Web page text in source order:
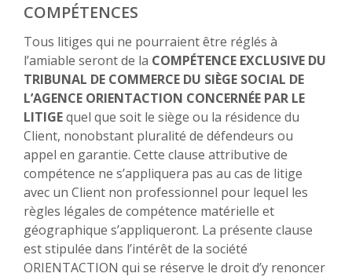
COMPÉTENCES
Tous litiges qui ne pourraient être réglés à
l’amiable seront de la COMPÉTENCE EXCLUSIVE DU
TRIBUNAL DE COMMERCE DU SIÈGE SOCIAL DE
L’AGENCE ORIENTACTION CONCERNÉE PAR LE
LITIGEquel que soit le siège ou la résidence du
Client, nonobstant pluralité de défendeurs ou
appel en garantie. Cette clause attributive de
compétence ne s’appliquera pas au cas de litige
avec un Client non professionnel pour lequel les
règles légales de compétence matérielle et
géographique s’appliqueront. La présente clause
est stipulée dans l’intérêt de la société
ORIENTACTION qui se réserve le droit d’y renoncer